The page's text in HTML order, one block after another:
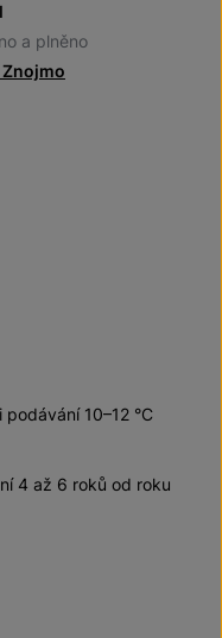
a plněno
10–12 °C
4 až 6 roků od roku